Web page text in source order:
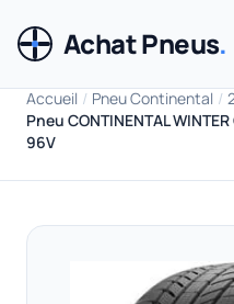
Achat Pneus.
Accueil / Pneu Continental /
Pneu CONTINENTAL
96V